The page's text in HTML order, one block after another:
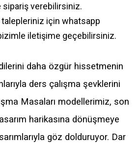
verebilirsiniz.
için whatsapp
iletişime geçebilirsiniz.
daha özgür hissetmenin
ders çalışma şevklerini
Masaları modellerimiz, son
harikasına dönüşmeye
göz dolduruyor. Dar